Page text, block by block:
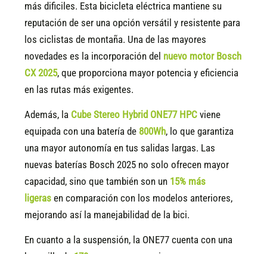
más dificiles. Esta bicicleta eléctrica mantiene su
reputación de ser una opción versátil y resistente para
los ciclistas de montaña. Una de las mayores
novedades es la incorporación del nuevo motor Bosch
CX 2025, que proporciona mayor potencia y eficiencia
en las rutas más exigentes.
Además, la Cube Stereo Hybrid ONE77 HPC viene
equipada con una batería de 800Wh, lo que garantiza
una mayor autonomía en tus salidas largas. Las
nuevas baterías Bosch 2025 no solo ofrecen mayor
capacidad, sino que también son un 15% más
ligeras en comparación con los modelos anteriores,
mejorando así la manejabilidad de la bici.
En cuanto a la suspensión, la ONE77 cuenta con una